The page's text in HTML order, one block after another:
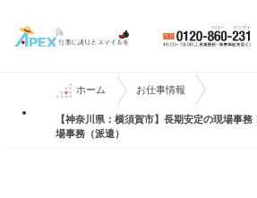
ホーム お仕事情報
【神奈川県：横須賀市】長期安定の現場事
場事務（派遣）